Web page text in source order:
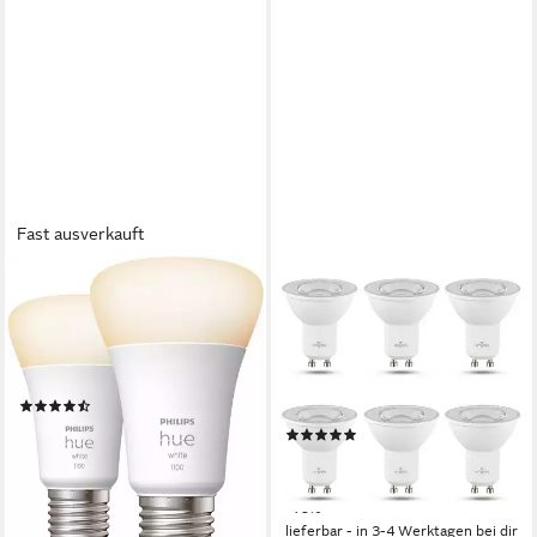
Fast ausverkauft
PHILIPS HUE
LED-Leuchtmittel White E27
Doppelpack 2x1050lm 75W,
E27, 2 St., Warmweiß
Produktdatenblatt
ab 37,80 €
lieferbar - in 3-4 Werktagen bei dir
AMINDU
LED-Leuchtmittel, GU10,
425lm, 4W ersetzt 40W
Produktdatenblatt
17,95 €
(2,99 €/ 1 Stk)
-10%
lieferbar - in 3-4 Werktagen bei dir